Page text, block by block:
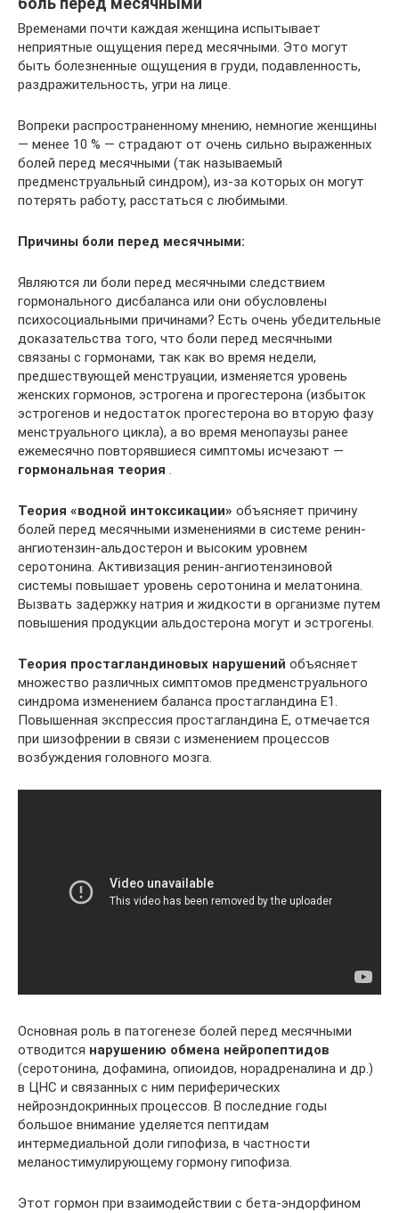
Временами почти каждая женщина испытывает
неприятные ощущения перед месячными. Это могут
быть болезненные ощущения в груди, подавленность,
раздражительность, угри на лице.
Вопреки распространенному мнению, немногие женщины
— менее 10 % — страдают от очень сильно выраженных
болей перед месячными (так называемый
предменструальный синдром), из-за которых он могут
потерять работу, расстаться с любимыми.
Причины боли перед месячными:
Являются ли боли перед месячными следствием
гормонального дисбаланса или они обусловлены
психосоциальными причинами? Есть очень убедительные
доказательства того, что боли перед месячными
связаны с гормонами, так как во время недели,
предшествующей менструации, изменяется уровень
женских гормонов, эстрогена и прогестерона (избыток
эстрогенов и недостаток прогестерона во вторую фазу
менструального цикла), а во время менопаузы ранее
ежемесячно повторявшиеся симптомы исчезают —
гормональная теория .
Теория «водной интоксикации» объясняет причину
болей перед месячными изменениями в системе ренин-
ангиотензин-альдостерон и высоким уровнем
серотонина. Активизация ренин-ангиотензиновой
системы повышает уровень серотонина и мелатонина.
Вызвать задержку натрия и жидкости в организме путем
повышения продукции альдостерона могут и эстрогены.
Теория простагландиновых нарушений объясняет
множество различных симптомов предменструального
синдрома изменением баланса простагландина Е1.
Повышенная экспрессия простагландина Е, отмечается
при шизофрении в связи с изменением процессов
возбуждения головного мозга.
Основная роль в патогенезе болей перед месячными
отводится нарушению обмена нейропептидов
(серотонина, дофамина, опиоидов, норадреналина и др.)
в ЦНС и связанных с ним периферических
нейроэндокринных процессов. В последние годы
большое внимание уделяется пептидам
интермедиальной доли гипофиза, в частности
меланостимулирующему гормону гипофиза.
Этот гормон при взаимодействии с бета-эндорфином